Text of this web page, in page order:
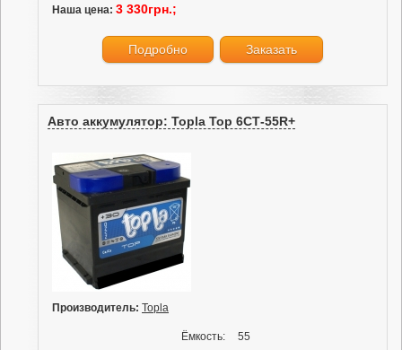
Наша цена: 3 330грн.;
Подробно Заказать
Авто аккумулятор: Topla Top 6СТ-55R+
Производитель: Topla
Ёмкость: 55